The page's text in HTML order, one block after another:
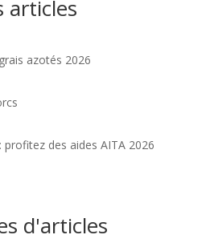
articles
azotés 2026
des aides AITA 2026
d'articles